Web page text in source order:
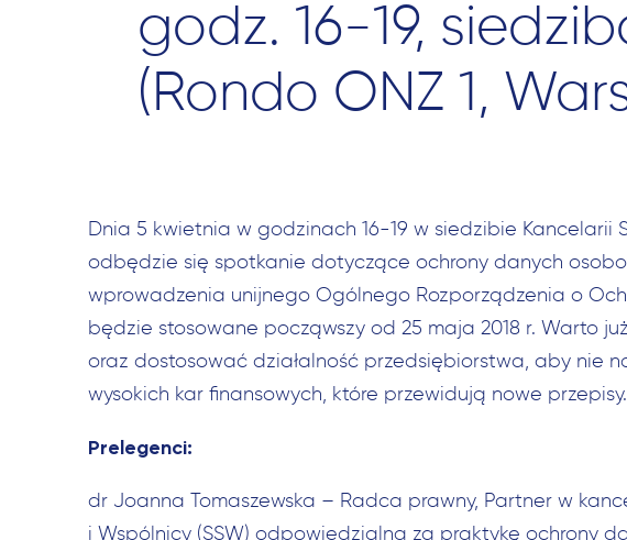
godz. 16-19,
(Rondo ONZ 1,
Dnia 5 kwietnia w godzinach 16-19 w siedzibie Kancelarii
odbędzie się spotkanie dotyczące ochrony danych
wprowadzenia unijnego Ogólnego Rozporządzenia o
będzie stosowane począwszy od 25 maja 2018 r. Warto
oraz dostosować działalność przedsiębiorstwa, aby nie
wysokich kar finansowych, które przewidują nowe przepisy.
Prelegenci:
dr Joanna Tomaszewska – Radca prawny, Partner w
i Wspólnicy (SSW) odpowiedzialna za praktykę ochrony